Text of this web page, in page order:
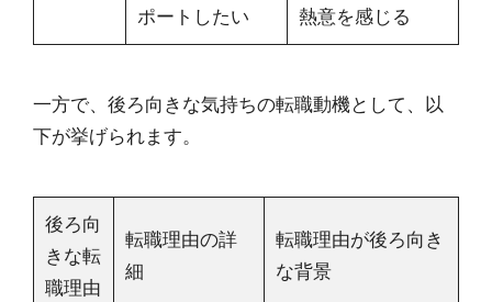
ポートしたい
熱意を感じる
一方で、後ろ向きな気持ちの転職動機として、以
下が挙げられます。
後ろ向
きな転
職理由
転職理由の詳
細
転職理由が後ろ向き
な背景